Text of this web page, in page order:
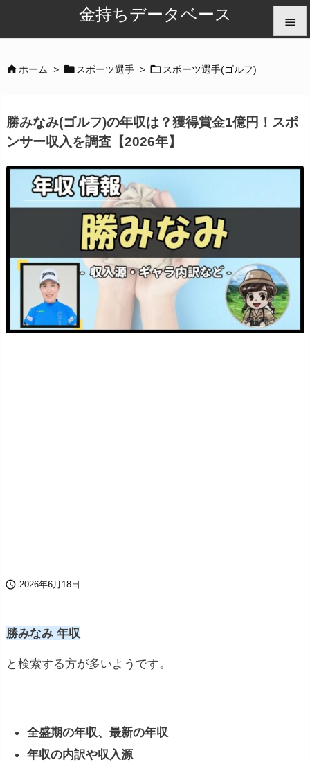
金持ちデータベース 


ホーム >  スポーツ選手 >  スポーツ選手(ゴルフ)
勝みなみ(ゴルフ)の年収は？獲得賞金1億円！スポ
ンサー収入を調査【2026年】
 2026年6月18日
勝みなみ 年収
と検索する方が多いようです。
全盛期の年収、最新の年収
年収の内訳や収入源